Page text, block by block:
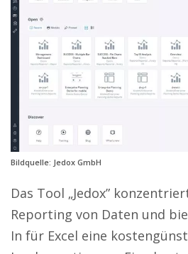
Bildquelle: Jedox GmbH
Das Tool „Jedox”
Reporting von Daten und
In für Excel eine